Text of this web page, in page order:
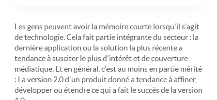
Les gens peuvent avoir la mémoire courte lorsqu'il s'agit
de technologie. Cela fait partie intégrante du secteur : la
dernière application ou la solution la plus récente a
tendance à susciter le plus d'intérêt et de couverture
médiatique. Et en général, c'est au moins en partie mérité
: La version 2.0 d'un produit donné a tendance à affiner,
développer ou étendre ce qui a fait le succès de la version